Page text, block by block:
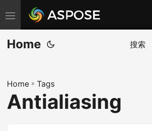
切
换
导
Home 搜索
Home » Tags
Antialiasing